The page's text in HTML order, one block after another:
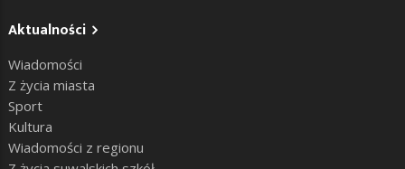
Aktualności
Wiadomości
Z życia miasta
Sport
Kultura
Wiadomości z regionu